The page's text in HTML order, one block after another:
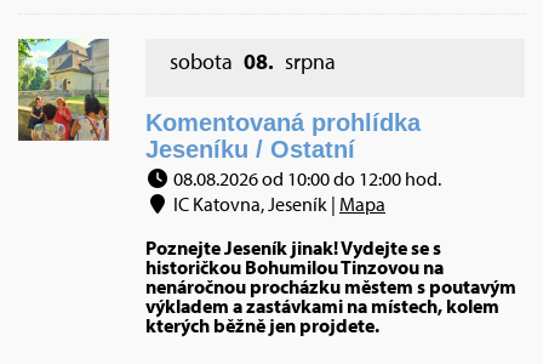
sobota 08. srpna
Komentovaná prohlídka
Jeseníku / Ostatní
08.08.2026 od 10:00 do 12:00 hod.
IC Katovna, Jeseník | Mapa
Poznejte Jeseník jinak! Vydejte se s
historičkou Bohumilou Tinzovou na
nenáročnou procházku městem s poutavým
výkladem a zastávkami na místech, kolem
kterých běžně jen projdete.